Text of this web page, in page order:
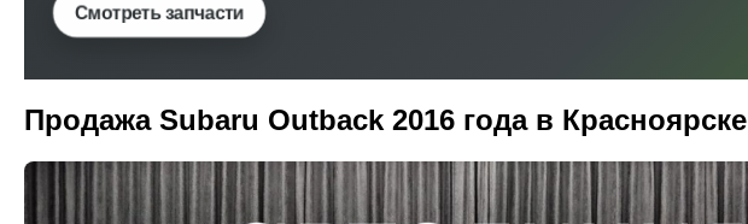
Продажа Subaru Outback 2016 года в Красноярске